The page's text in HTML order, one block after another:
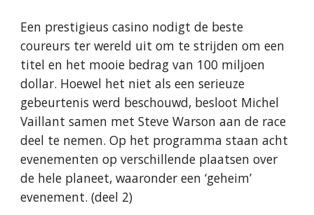
Een prestigieus casino nodigt de beste
coureurs ter wereld uit om te strijden om een ​​
titel en het mooie bedrag van 100 miljoen
dollar. Hoewel het niet als een serieuze
gebeurtenis werd beschouwd, besloot Michel
Vaillant samen met Steve Warson aan de race
deel te nemen. Op het programma staan ​​acht
evenementen op verschillende plaatsen over
de hele planeet, waaronder een ‘geheim’
evenement. (deel 2)